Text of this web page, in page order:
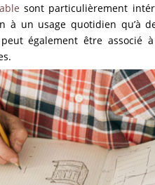
sont particulièrement
à un usage quotidien qu’à
également être associé